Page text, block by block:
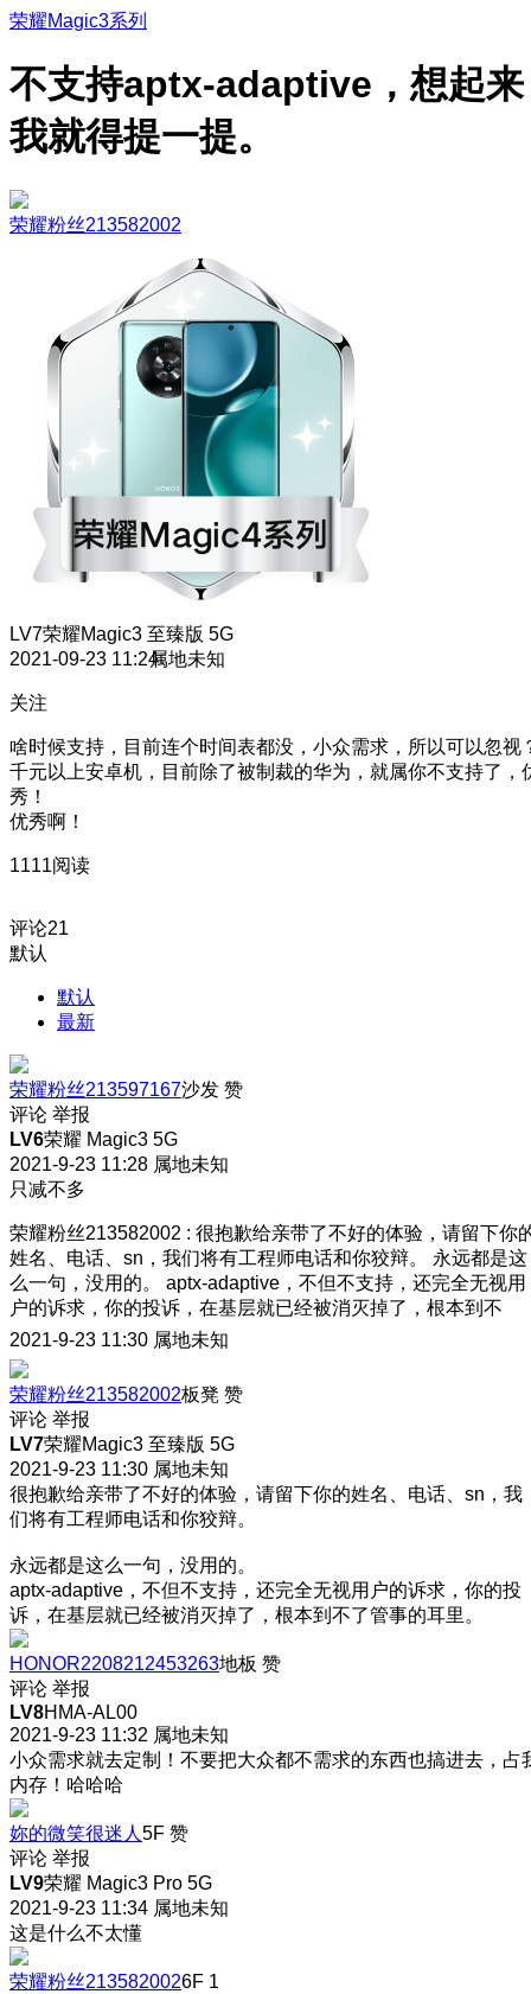
荣耀Magic3系列
不支持aptx-adaptive，想起来
我就得提一提。
荣耀粉丝213582002
LV7荣耀Magic3 至臻版 5G
2021-09-23 11:24属地未知
关注
啥时候支持，目前连个时间表都没，小众需求，所以可以忽视
千元以上安卓机，目前除了被制裁的华为，就属你不支持了，
秀！
优秀啊！
1111阅读
评论21
默认
默认
最新
荣耀粉丝213597167沙发 赞
评论 举报
LV6荣耀 Magic3 5G
2021-9-23 11:28 属地未知
只减不多
荣耀粉丝213582002 : 很抱歉给亲带了不好的体验，请留下你
姓名、电话、sn，我们将有工程师电话和你狡辩。 永远都是这
么一句，没用的。 aptx-adaptive，不但不支持，还完全无视用
户的诉求，你的投诉，在基层就已经被消灭掉了，根本到不
2021-9-23 11:30 属地未知
荣耀粉丝213582002板凳 赞
评论 举报
LV7荣耀Magic3 至臻版 5G
2021-9-23 11:30 属地未知
很抱歉给亲带了不好的体验，请留下你的姓名、电话、sn，我
们将有工程师电话和你狡辩。
永远都是这么一句，没用的。
aptx-adaptive，不但不支持，还完全无视用户的诉求，你的投
诉，在基层就已经被消灭掉了，根本到不了管事的耳里。
HONOR2208212453263地板 赞
评论 举报
LV8HMA-AL00
2021-9-23 11:32 属地未知
小众需求就去定制！不要把大众都不需求的东西也搞进去，占
内存！哈哈哈
妳的微笑很迷人 5F 赞
评论 举报
LV9荣耀 Magic3 Pro 5G
2021-9-23 11:34 属地未知
这是什么不太懂
荣耀粉丝2135820026F 1